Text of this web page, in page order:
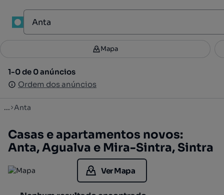
Filtros 2
1-0 de 0 anúncios
Ordem dos anúncios
Mapa
1-0 de 0 anúncios
Ordem dos anúncios
... Anta
Casas e apartamentos novos:
Anta, Agualva e Mira-Sintra, Sintra
Ver Mapa